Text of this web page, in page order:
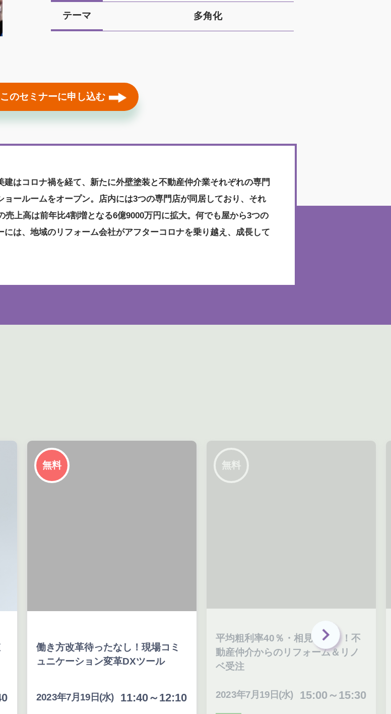
テーマ 多角化
このセミナーに申し込む
はコロナ禍を経て、新たに外壁塗装と不動産仲介業それぞれの専門
ールームをオープン。店内には3つの専門店が同居しており、それ
売上高は前年比4割増となる6億9000万円に拡大。何でも屋から3つの
は、地域のリフォーム会社がアフターコロナを乗り越え、成長して
無料
働き方改革待ったなし！現場コミ
ュニケーション変革DXツール
2023年7月19日(水) 11:40～12:10
無料
平均粗利率40％・相見積り０！不
動産仲介からのリフォーム＆リノ
ベ受注
2023年7月19日(水) 15:00～15:30